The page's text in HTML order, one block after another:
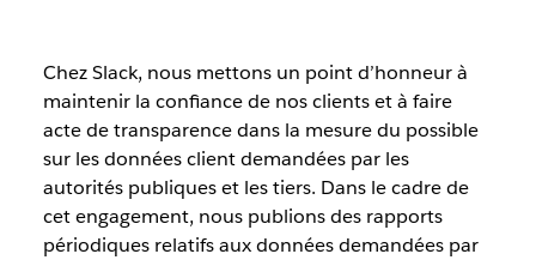
Chez Slack, nous mettons un point d’honneur à
maintenir la confiance de nos clients et à faire
acte de transparence dans la mesure du possible
sur les données client demandées par les
autorités publiques et les tiers. Dans le cadre de
cet engagement, nous publions des rapports
périodiques relatifs aux données demandées par